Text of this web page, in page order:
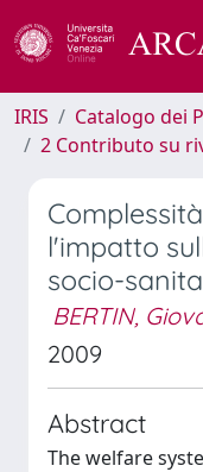
IRIS
Catalogo dei
2 Contributo su
l'impatto
socio-
BERTIN,
2009
Abstract
The welfare